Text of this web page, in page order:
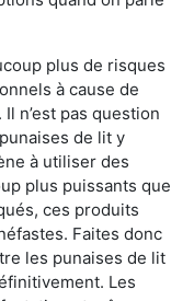
plus de risques
à cause de
n’est pas question
de lit y
à utiliser des
plus puissants que
ces produits
Faites donc
les punaises de lit
Les